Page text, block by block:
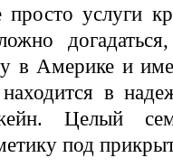
просто услуги
в Америке и
находится в
Целый
под